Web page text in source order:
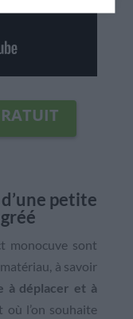
petite
monocuve sont
à savoir
à déplacer et à
où l’on souhaite